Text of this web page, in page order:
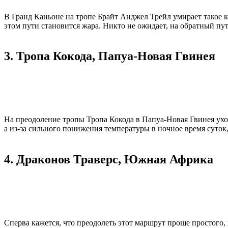
В Гранд Каньоне на тропе Брайт Анджел Трейл умирает такое
этом пути становится жара. Никто не ожидает, на обратный
3. Тропа Кокода, Папуа-Новая Гвинея
На преодоление тропы Тропа Кокода в Папуа-Новая Гвинея
а из-за сильного понижения температуры в ночное время
4. Драконов Траверс, Южная Африка
Сперва кажется, что преодолеть этот маршрут проще